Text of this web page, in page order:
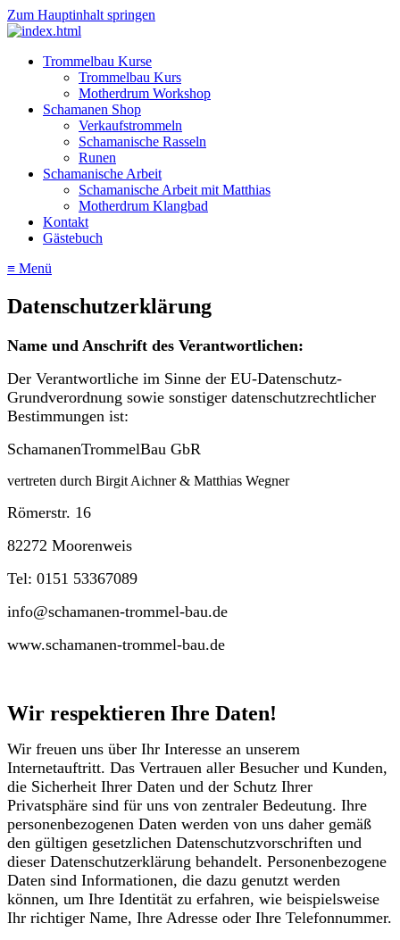
Zum Hauptinhalt springen
Trommelbau Kurse
Trommelbau Kurs
Motherdrum Workshop
Schamanen Shop
Verkaufstrommeln
Schamanische Rasseln
Runen
Schamanische Arbeit
Schamanische Arbeit mit Matthias
Motherdrum Klangbad
Kontakt
Gästebuch
≡ Menü
Datenschutzerklärung
Name und Anschrift des Verantwortlichen:
Der Verantwortliche im Sinne der EU-Datenschutz-
Grundverordnung sowie sonstiger datenschutzrechtlicher
Bestimmungen ist:
SchamanenTrommelBau GbR
vertreten durch Birgit Aichner & Matthias Wegner
Römerstr. 16
82272 Moorenweis
Tel: 0151 53367089
info@schamanen-trommel-bau.de
www.schamanen-trommel-bau.de
Wir respektieren Ihre Daten!
Wir freuen uns über Ihr Interesse an unserem
Internetauftritt. Das Vertrauen aller Besucher und Kunden,
die Sicherheit Ihrer Daten und der Schutz Ihrer
Privatsphäre sind für uns von zentraler Bedeutung. Ihre
personenbezogenen Daten werden von uns daher gemäß
den gültigen gesetzlichen Datenschutzvorschriften und
dieser Datenschutzerklärung behandelt. Personenbezogene
Daten sind Informationen, die dazu genutzt werden
können, um Ihre Identität zu erfahren, wie beispielsweise
Ihr richtiger Name, Ihre Adresse oder Ihre Telefonnummer.